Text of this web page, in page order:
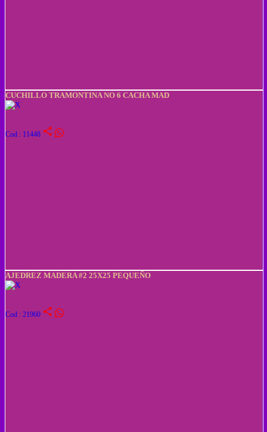
CUCHILLO TRAMONTINA NO 6 CACHA MAD
Cod : 11448 share
AJEDREZ MADERA #2 25X25 PEQUEÑO
Cod : 21960 share